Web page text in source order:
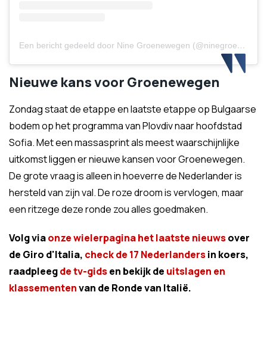
Een bericht gedeeld door Nine Groenewegen (@ninegroenewegen)
Nieuwe kans voor Groenewegen
Zondag staat de etappe en laatste etappe op Bulgaarse
bodem op het programma van Plovdiv naar hoofdstad
Sofia. Met een massasprint als meest waarschijnlijke
uitkomst liggen er nieuwe kansen voor Groenewegen.
De grote vraag is alleen in hoeverre de Nederlander is
hersteld van zijn val. De roze droom is vervlogen, maar
een ritzege deze ronde zou alles goedmaken.
Volg viaonze wielerpagina het laatste nieuwsover
de Giro d'Italia, check de 17 Nederlandersin koers,
raadpleegde tv-gidsen bekijk de uitslagen en
klassementenvan de Ronde van Italië.